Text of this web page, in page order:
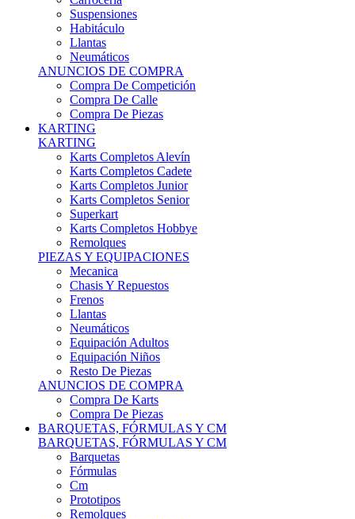
Suspensiones
Habitáculo
Llantas
Neumáticos
ANUNCIOS DE COMPRA
Compra De Competición
Compra De Calle
Compra De Piezas
KARTING
KARTING
Karts Completos Alevín
Karts Completos Cadete
Karts Completos Junior
Karts Completos Senior
Superkart
Karts Completos Hobbye
Remolques
PIEZAS Y EQUIPACIONES
Mecanica
Chasis Y Repuestos
Frenos
Llantas
Neumáticos
Equipación Adultos
Equipación Niños
Resto De Piezas
ANUNCIOS DE COMPRA
Compra De Karts
Compra De Piezas
BARQUETAS, FÓRMULAS Y CM
BARQUETAS, FÓRMULAS Y CM
Barquetas
Fórmulas
Cm
Prototipos
Remolques